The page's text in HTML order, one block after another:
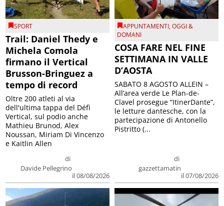
SPORT
Trail: Daniel Thedy e
Michela Comola
firmano il Vertical
Brusson-Bringuez a
tempo di record
di
Davide Pellegrino
il 08/08/2026
Oltre 200 atleti al via
dell'ultima tappa del Défì
Vertical, sul podio anche
Mathieu Brunod, Alex
Noussan, Miriam Di Vincenzo
e Kaitlin Allen
APPUNTAMENTI,OGGI &
DOMANI
COSA FARE NEL FINE
SETTIMANA IN VALLE
D’AOSTA
di
gazzettamatin
il 07/08/2026
SABATO 8 AGOSTO ALLEIN –
All’area verde Le Plan-de-
Clavel prosegue “ItinerDante”,
le letture dantesche, con la
partecipazione di Antonello
Pistritto (...